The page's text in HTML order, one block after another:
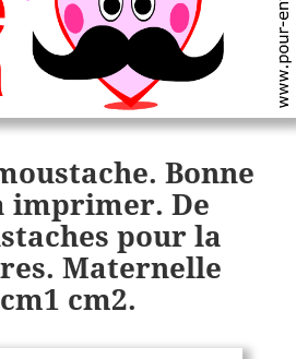
Bonne
imprimer. De
pour la
Maternelle
cm2.